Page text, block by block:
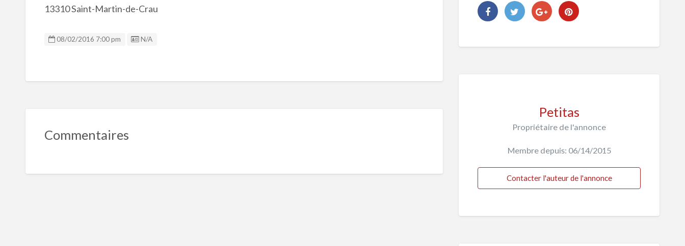
13310 Saint-Martin-de-Crau
08/02/2016 7:00 pm Listing ID
N/A
Commentaires
Petitas
Propriétaire de l'annonce
Membre depuis: 06/14/2015
Contacter l'auteur de l'annonce